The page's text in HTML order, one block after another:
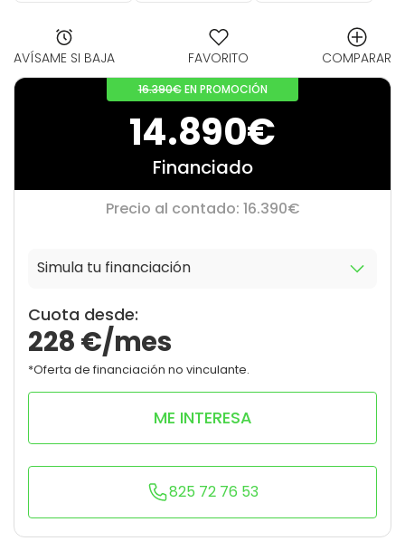
AVÍSAME SI BAJA FAVORITO COMPARAR
16.390€EN PROMOCIÓN
14.890€
Financiado
Precio al contado: 16.390€
Simula tu financiación
Cuota desde:
228 €/mes
*Oferta de financiación no vinculante.
ME INTERESA
825 72 76 53